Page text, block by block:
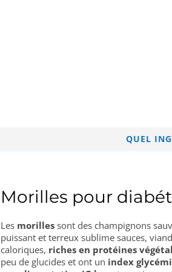
QUEL
Morilles pour
Les morilles sont des champignons
puissant et terreux sublime sauces,
caloriques, riches en protéines
peu de glucides et ont un index